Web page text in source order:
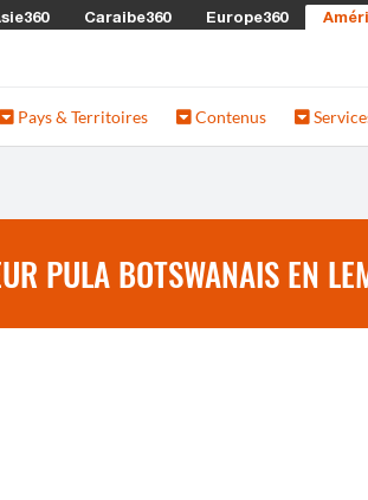
Caraibe360 Europe360
Pays & Territoires Contenus
PULA BOTSWANAIS EN